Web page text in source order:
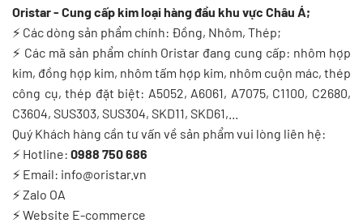
Oristar - Cung cấp kim loại hàng đầu khu vực Châu Á;
⚡ Các dòng sản phẩm chính: Đồng, Nhôm, Thép;
⚡ Các mã sản phẩm chính Oristar đang cung cấp: nhôm hợp
kim, đồng hợp kim, nhôm tấm hợp kim, nhôm cuộn mác, thép
công cụ, thép đặt biệt: A5052, A6061, A7075, C1100, C2680,
C3604, SUS303, SUS304, SKD11, SKD61,...
Quý Khách hàng cần tư vấn về sản phẩm vui lòng liên hệ:
⚡ Hotline: 0988 750 686
⚡ Email: info@oristar.vn
⚡Zalo OA
⚡Website E-commerce